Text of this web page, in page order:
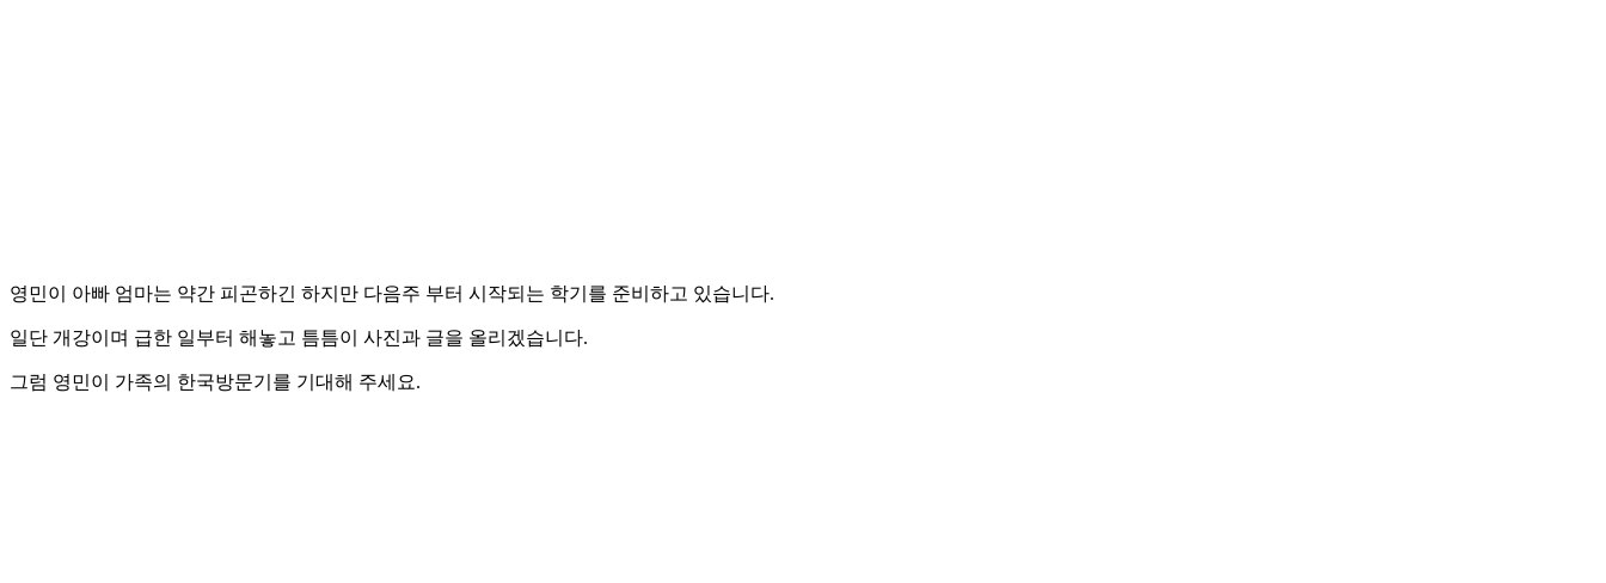
영민이 아빠 엄마는 약간 피곤하긴 하지만 다음주 부터 시작되는 학기를 준비하고 있습니다.
일단 개강이며 급한 일부터 해놓고 틈틈이 사진과 글을 올리겠습니다.
그럼 영민이 가족의 한국방문기를 기대해 주세요.